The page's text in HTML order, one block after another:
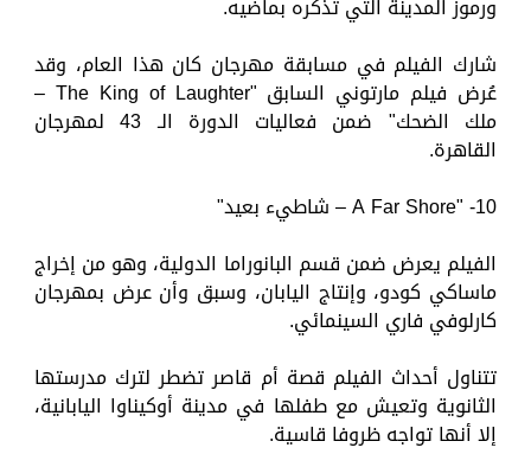
ورموز المدينة التي تذكره بماضيه.
شارك الفيلم في مسابقة مهرجان كان هذا العام، وقد
عُرض فيلم مارتوني السابق "The King of Laughter –
ملك الضحك" ضمن فعاليات الدورة الـ 43 لمهرجان
القاهرة.
10- "A Far Shore – شاطيء بعيد"
الفيلم يعرض ضمن قسم البانوراما الدولية، وهو من إخراج
ماساكي كودو، وإنتاج اليابان، وسبق وأن عرض بمهرجان
كارلوفي فاري السينمائي.
تتناول أحداث الفيلم قصة أم قاصر تضطر لترك مدرستها
الثانوية وتعيش مع طفلها في مدينة أوكيناوا اليابانية،
إلا أنها تواجه ظروفا قاسية.